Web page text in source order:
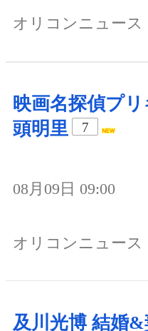
オリコンニュース
映画名探偵プ
頭明里
7
08月09日 09:00
オリコンニュース
及川光博 結婚